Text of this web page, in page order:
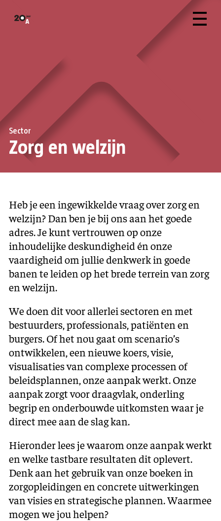
Sector
Zorg en welzijn
Heb je een ingewikkelde vraag over zorg en
welzijn? Dan ben je bij ons aan het goede
adres. Je kunt vertrouwen op onze
inhoudelijke deskundigheid én onze
vaardigheid om jullie denkwerk in goede
banen te leiden op het brede terrein van zorg
en welzijn.
We doen dit voor allerlei sectoren en met
bestuurders, professionals, patiënten en
burgers. Of het nou gaat om scenario’s
ontwikkelen, een nieuwe koers, visie,
visualisaties van complexe processen of
beleidsplannen, onze aanpak werkt. Onze
aanpak zorgt voor draagvlak, onderling
begrip en onderbouwde uitkomsten waar je
direct mee aan de slag kan.
Hieronder lees je waarom onze aanpak werkt
en welke tastbare resultaten dit oplevert.
Denk aan het gebruik van onze boeken in
zorgopleidingen en concrete uitwerkingen
van visies en strategische plannen. Waarmee
mogen we jou helpen?